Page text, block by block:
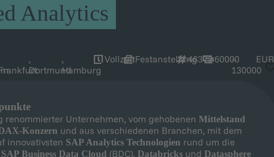
Analytics
,
Dortmund
,
Hamburg
VollzeitFestanstellung4637560000
–
130000
EUR
renommierter Unternehmen, vom gehobenen Mittelstand
Konzern und aus verschiedenen Branchen, mit dem
innovativsten SAP Analytics Technologien rund um die
SAP Business Data Cloud (BDC), Databricksund Datasphere